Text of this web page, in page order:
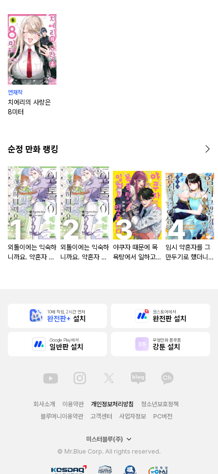
연재작
치에리의 사랑은
8미터
순정 만화 랭킹
외톨이에는 익숙하
니까요. 약혼자 방
외톨이에는 익숙하
니까요. 약혼자 방
야쿠자 때문에 목
욕탕에서 일하고
임시 약혼자를 그
만두기로 했더니
10배 적립, 2시간 먼저
완전판+ 설치
원스토어에서
완전판 설치
Google Play에서
일반판 설치
무협만화 플랫폼
강툰 설치
회사소개 이용약관 개인정보처리방침
청소년보호정책
블루머니이용약관
고객센터 사업자정보 PC버전
미스터블루(주)
© Mr.Blue Corp. All rights reserved.